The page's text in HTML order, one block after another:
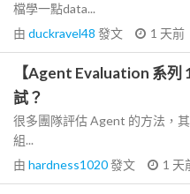
檔學一點data...
由 duckravel48 發文 1 天前
【Agent Evaluation 系
試？
很多團隊評估 Agent 的方法，
組...
由 hardness1020發文 1 天